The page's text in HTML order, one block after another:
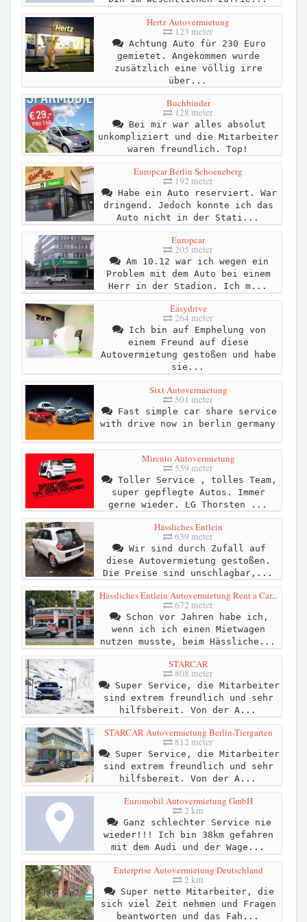
Hertz Autovermietung
123 meter
Achtung Auto für 230 Euro
gemietet. Angekommen wurde
zusätzlich eine völlig irre
über...
Buchbinder
128 meter
Bei mir war alles absolut
unkompliziert und die Mitarbeiter
waren freundlich. Top!
Europcar Berlin Schoeneberg
192 meter
Habe ein Auto reserviert. War
dringend. Jedoch konnte ich das
Auto nicht in der Stati...
Europcar
205 meter
Am 10.12 war ich wegen ein
Problem mit dem Auto bei einem
Herr in der Stadion. Ich m...
Easydrive
264 meter
Ich bin auf Emphelung von
einem Freund auf diese
Autovermietung gestoßen und habe
sie...
Sixt Autovermietung
501 meter
Fast simple car share service
with drive now in berlin germany
Mirento Autovermietung
559 meter
Toller Service , tolles Team,
super gepflegte Autos. Immer
gerne wieder. LG Thorsten ...
Hässliches Entlein
639 meter
Wir sind durch Zufall auf
diese Autovermietung gestoßen.
Die Preise sind unschlagbar,...
Hässliches Entlein Autovermietung Rent a Car...
672 meter
Schon vor Jahren habe ich,
wenn ich ich einen Mietwagen
nutzen musste, beim Hässliche...
STARCAR
808 meter
Super Service, die Mitarbeiter
sind extrem freundlich und sehr
hilfsbereit. Von der A...
STARCAR Autovermietung Berlin-Tiergarten
812 meter
Super Service, die Mitarbeiter
sind extrem freundlich und sehr
hilfsbereit. Von der A...
Euromobil Autovermietung GmbH
2 km
Ganz schlechter Service nie
wieder!!! Ich bin 38km gefahren
mit dem Audi und der Wage...
Enterprise Autovermietung Deutschland
2 km
Super nette Mitarbeiter, die
sich viel Zeit nehmen und Fragen
beantworten und das Fah...